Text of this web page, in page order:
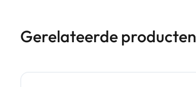
Gerelateerde producten